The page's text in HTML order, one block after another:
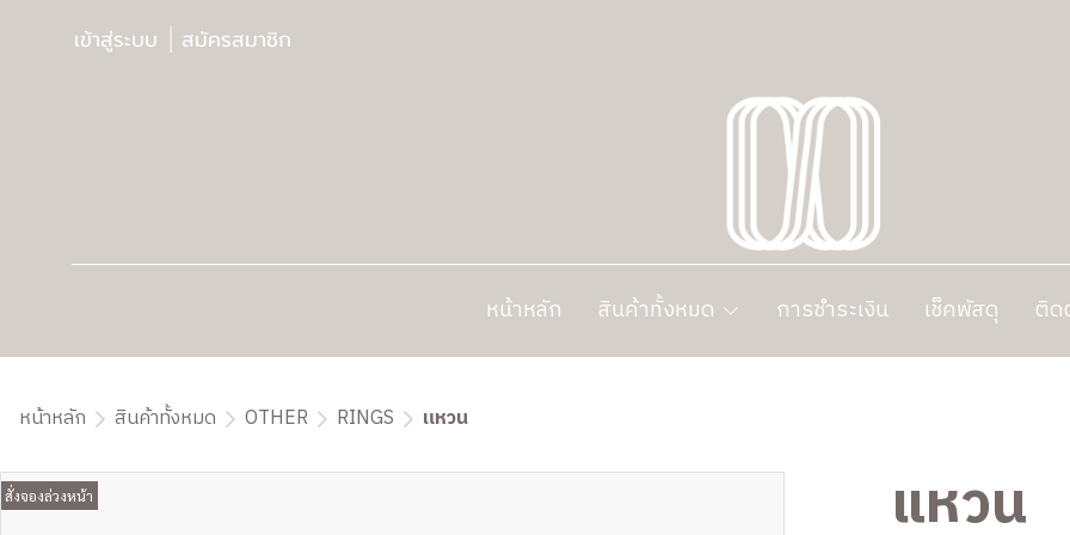
เข้าสู่ระบบ สมัครสมาชิก
หน้าหลัก สินค้าทั้งหมด การชำระเงิน เช็คพัสดุ ติด
หน้าหลัก สินค้าทั้งหมด OTHER RINGS แหวน
สั่งจองล่วงหน้า แหวน